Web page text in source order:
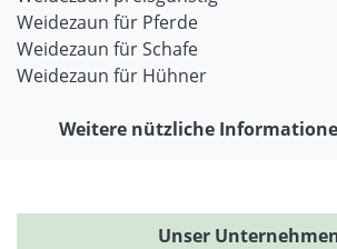
Weidezaun für Pferde
Weidezaun für Schafe
Weidezaun für Hühner
Weitere nützliche
Unser